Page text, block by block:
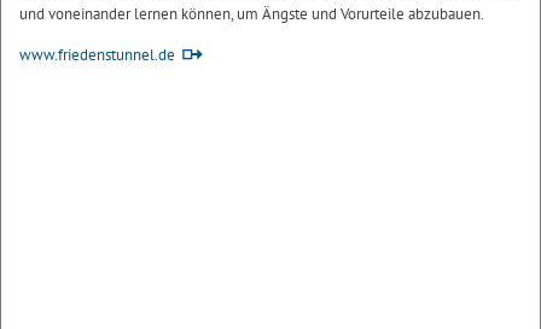
und voneinander lernen können, um Ängste und Vorurteile abzubauen.
www.friedenstunnel.de